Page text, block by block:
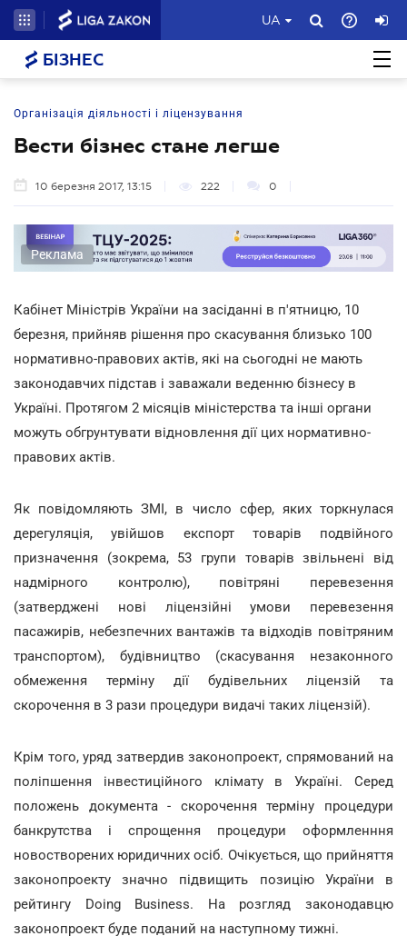
UA
БІЗНЕС
Організація діяльності і ліцензування
Вести бізнес стане легше
10 березня 2017, 13:15 222 0
Реклама
Кабінет Міністрів України на засіданні в п'ятницю, 10
березня, прийняв рішення про скасування близько 100
нормативно-правових актів, які на сьогодні не мають
законодавчих підстав і заважали веденню бізнесу в
Україні. Протягом 2 місяців міністерства та інші органи
можуть обгрунтувати відновлення дії цих нормативно-
правових актів.
Як повідомляють ЗМІ, в число сфер, яких торкнулася
дерегуляція, увійшов експорт товарів подвійного
призначення (зокрема, 53 групи товарів звільнені від
надмірного контролю), повітряні перевезення
(затверджені нові ліцензійні умови перевезення
пасажирів, небезпечних вантажів та відходів повітряним
транспортом), будівництво (скасування незаконного
обмеження терміну дії будівельних ліцензій та
скорочення в 3 рази процедури видачі таких ліцензій).
Крім того, уряд затвердив законопроект, спрямований на
поліпшення інвестиційного клімату в Україні. Серед
положень документа - скорочення терміну процедури
банкрутства і спрощення процедури оформленння
новостворених юридичних осіб. Очікується, що прийняття
законопроекту значно підвищить позицію України в
рейтингу Doing Business. На розгляд законодавцю
законопроект буде поданий на наступному тижні.